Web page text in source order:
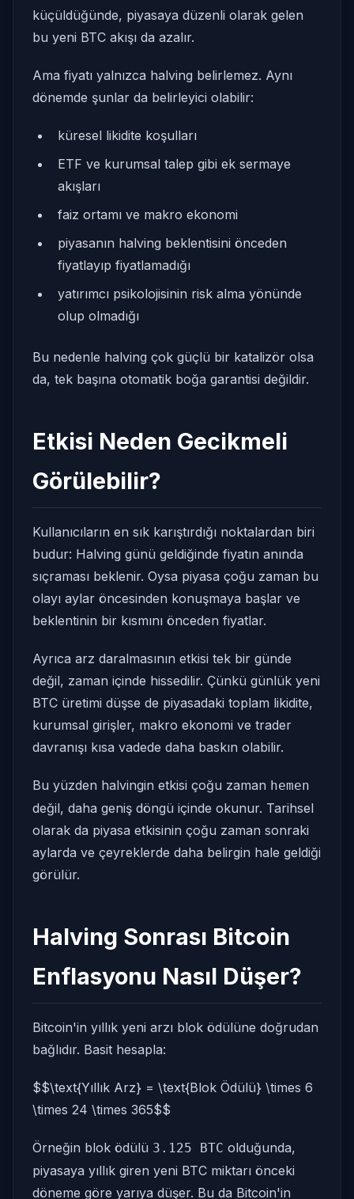
küçüldüğünde, piyasaya düzenli olarak gelen
bu yeni BTC akışı da azalır.
Ama fiyatı yalnızca halving belirlemez. Aynı
dönemde şunlar da belirleyici olabilir:
küresel likidite koşulları
ETF ve kurumsal talep gibi ek sermaye
akışları
faiz ortamı ve makro ekonomi
piyasanın halving beklentisini önceden
fiyatlayıp fiyatlamadığı
yatırımcı psikolojisinin risk alma yönünde
olup olmadığı
Bu nedenle halving çok güçlü bir katalizör olsa
da, tek başına otomatik boğa garantisi değildir.
Etkisi Neden Gecikmeli
Görülebilir?
Kullanıcıların en sık karıştırdığı noktalardan biri
budur: Halving günü geldiğinde fiyatın anında
sıçraması beklenir. Oysa piyasa çoğu zaman bu
olayı aylar öncesinden konuşmaya başlar ve
beklentinin bir kısmını önceden fiyatlar.
Ayrıca arz daralmasının etkisi tek bir günde
değil, zaman içinde hissedilir. Çünkü günlük yeni
BTC üretimi düşse de piyasadaki toplam likidite,
kurumsal girişler, makro ekonomi ve trader
davranışı kısa vadede daha baskın olabilir.
Bu yüzden halvingin etkisi çoğu zaman hemen
değil, daha geniş döngü içinde okunur. Tarihsel
olarak da piyasa etkisinin çoğu zaman sonraki
aylarda ve çeyreklerde daha belirgin hale geldiği
görülür.
Halving Sonrası Bitcoin
Enflasyonu Nasıl Düşer?
Bitcoin'in yıllık yeni arzı blok ödülüne doğrudan
bağlıdır. Basit hesapla:
$$\text{Yıllık Arz} = \text{Blok Ödülü} \times 6
\times 24 \times 365$$
Örneğin blok ödülü 3.125 BTC olduğunda,
piyasaya yıllık giren yeni BTC miktarı önceki
döneme göre yarıya düşer. Bu da Bitcoin'in